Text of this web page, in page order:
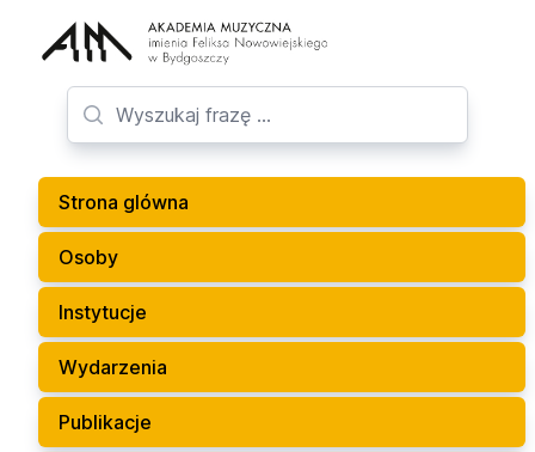
Strona glówna
Osoby
Instytucje
Wydarzenia
Publikacje